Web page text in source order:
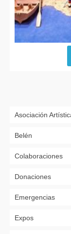
Asociación
Belén
Colaboraciones
Donaciones
Emergencias
Expos